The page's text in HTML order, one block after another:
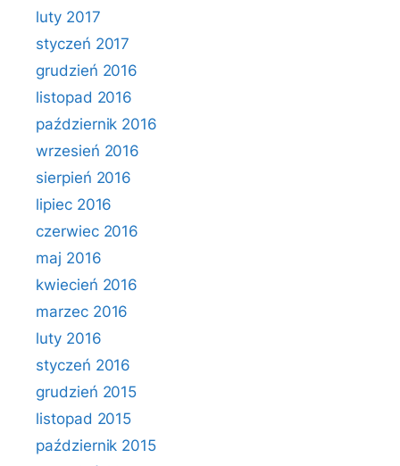
luty 2017
styczeń 2017
grudzień 2016
listopad 2016
październik 2016
wrzesień 2016
sierpień 2016
lipiec 2016
czerwiec 2016
maj 2016
kwiecień 2016
marzec 2016
luty 2016
styczeń 2016
grudzień 2015
listopad 2015
październik 2015